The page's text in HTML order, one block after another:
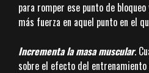
para romper ese punto de
más fuerza en aquel punto en el
Incrementa la masa muscular.
sobre el efecto del